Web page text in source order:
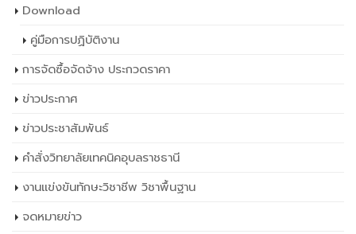
Download
คู่มือการปฏิบัติงาน
การจัดซื้อจัดจ้าง ประกวดราคา
ข่าวประกาศ
ข่าวประชาสัมพันธ์
คำสั่งวิทยาลัยเทคนิคอุบลราชธานี
งานแข่งขันทักษะวิชาชีพ วิชาพื้นฐาน
จดหมายข่าว